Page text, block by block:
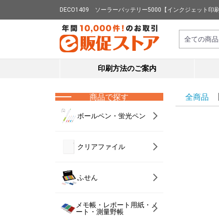
DECO1409 ソーラーバッテリー5000【インクジェット
印刷方法のご案内
全商品
商品で探す
ボールペン・蛍光ペン
クリアファイル
ふせん
メモ帳・レポート用紙・ノ
ート・測量野帳